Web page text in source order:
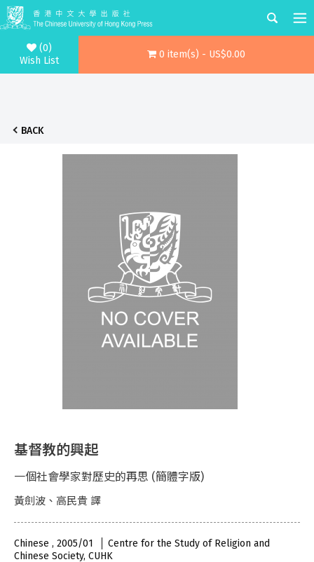
(0)
Wish List
0 item(s) - US$0.00
BACK
基督教的興起
一個社會學家對歷史的再思 (簡體字版)
黃劍波、高民貴 譯
Chinese , 2005/01
Centre for the Study of Religion and
Chinese Society, CUHK